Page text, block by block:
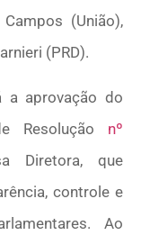
(União),
(PRD).
a aprovação do
Resolução nº
Diretora, que
controle e
Ao